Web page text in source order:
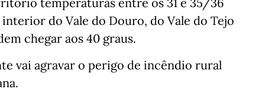
do Vale do Douro, do Vale do Tejo
chegar aos 40 graus.
vai agravar o perigo de incêndio rural